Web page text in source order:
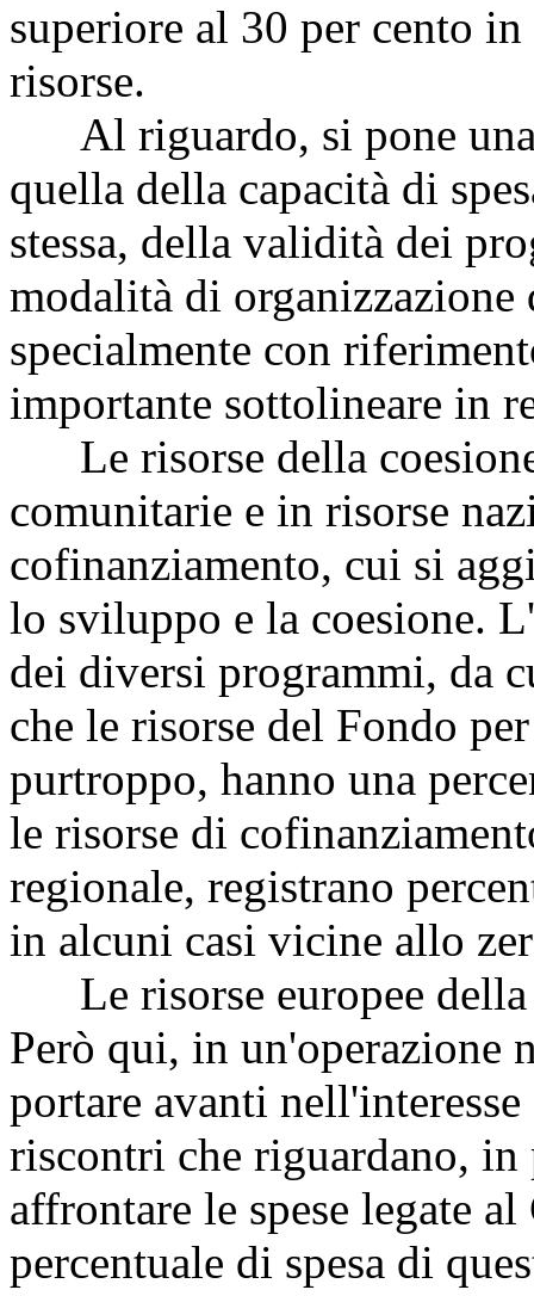
superiore al 30 per cento
risorse.
Al riguardo, si pone una
quella della capacità di
stessa, della validità dei
modalità di
specialmente con
importante sottolineare in
Le risorse della
comunitarie e in risorse
cofinanziamento, cui si
lo sviluppo e la coesione.
dei diversi programmi, da
che le risorse del Fondo
purtroppo, hanno una
le risorse di
regionale, registrano
in alcuni casi vicine allo
Le risorse europee della
Però qui, in un'operazione
portare avanti
riscontri che riguardano,
affrontare le spese legate
percentuale di spesa di